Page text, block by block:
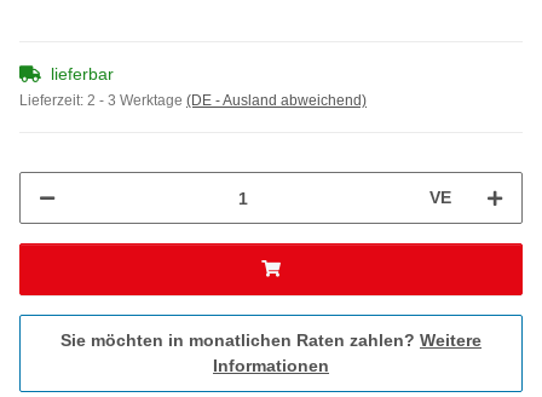
lieferbar
Lieferzeit: 2 - 3 Werktage (DE - Ausland abweichend)
VE
Sie möchten in monatlichen Raten zahlen? Weitere
Informationen